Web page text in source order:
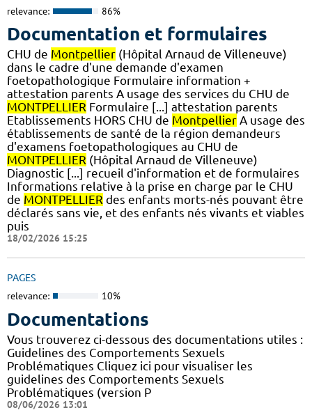
relevance: 86%
Documentation et formulaires
CHU de Montpellier (Hôpital Arnaud de Villeneuve)
dans le cadre d'une demande d'examen
foetopathologique Formulaire information +
attestation parents A usage des services du CHU de
MONTPELLIER Formulaire [...] attestation parents
Etablissements HORS CHU de Montpellier A usage des
établissements de santé de la région demandeurs
d'examens foetopathologiques au CHU de
MONTPELLIER (Hôpital Arnaud de Villeneuve)
Diagnostic [...] recueil d'information et de formulaires
Informations relative à la prise en charge par le CHU
de MONTPELLIER des enfants morts-nés pouvant être
déclarés sans vie, et des enfants nés vivants et viables
puis
18/02/2026 15:25
PAGES
relevance: 10%
Documentations
Vous trouverez ci-dessous des documentations utiles :
Guidelines des Comportements Sexuels
Problématiques Cliquez ici pour visualiser les
guidelines des Comportements Sexuels
Problématiques (version P
08/06/2026 13:01